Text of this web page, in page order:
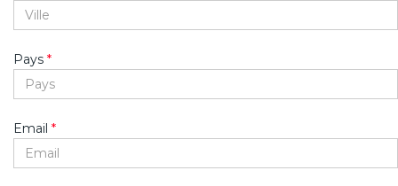
Pays *
Email *